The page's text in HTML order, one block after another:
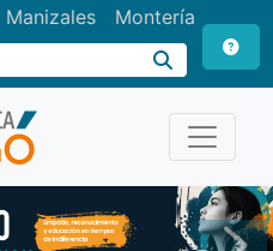
Manizales Montería